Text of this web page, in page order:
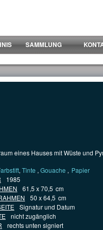
SAMMLUNG
eines Hauses mit Wüste und
, Tinte , Gouache , Papier
1985
61,5 x 70,5 cm
50 x 64,5 cm
Signatur und Datum
nicht zugänglich
rechts unten signiert